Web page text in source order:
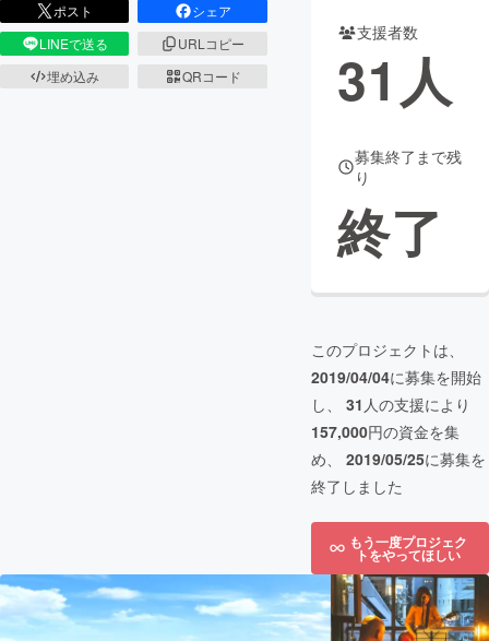
ポスト
シェア
LINEで送る
URLコピー
埋め込み
QRコード
支援者数
31 人
募集終了まで残
り
終了
このプロジェクトは、
2019/04/04に募集を開始
し、 31 人の支援により
157,000円の資金を集
め、 2019/05/25に募集を
終了しました
もう一度プロジェク
トをやってほしい